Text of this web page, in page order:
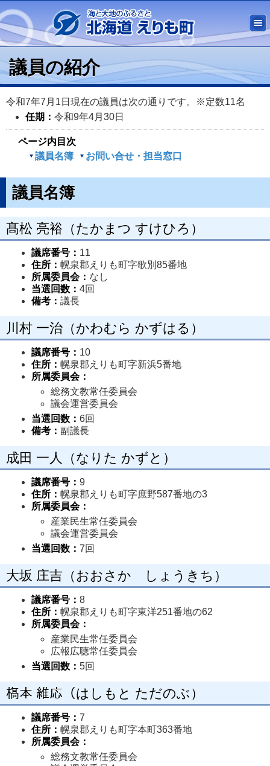
議員の紹介
令和7年7月1日現在の議員は次の通りです。※定数11名
任期： 令和9年4月30日
ページ内目次
議員名簿
お問い合せ・担当窓口
議員名簿
髙松 亮裕（たかまつ すけひろ）
議席番号： 11
住所： 幌泉郡えりも町字歌別85番地
所属委員会： なし
当選回数： 4回
備考： 議長
川村 一治（かわむら かずはる）
議席番号： 10
住所： 幌泉郡えりも町字新浜5番地
所属委員会：
総務文教常任委員会
議会運営委員会
当選回数： 6回
備考： 副議長
成田 一人（なりた かずと）
議席番号： 9
住所： 幌泉郡えりも町字庶野587番地の3
所属委員会：
産業民生常任委員会
議会運営委員会
当選回数： 7回
大坂 庄吉（おおさか しょうきち）
議席番号： 8
住所： 幌泉郡えりも町字東洋251番地の62
所属委員会：
産業民生常任委員会
広報広聴常任委員会
当選回数： 5回
𣘺本 維応（はしもと ただのぶ）
議席番号： 7
住所： 幌泉郡えりも町字本町363番地
所属委員会：
総務文教常任委員会